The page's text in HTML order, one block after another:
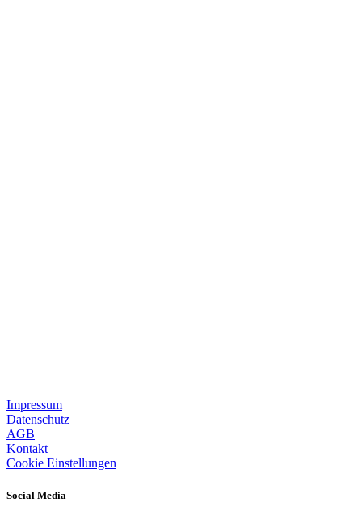
Impressum
Datenschutz
AGB
Kontakt
Cookie Einstellungen
Social Media